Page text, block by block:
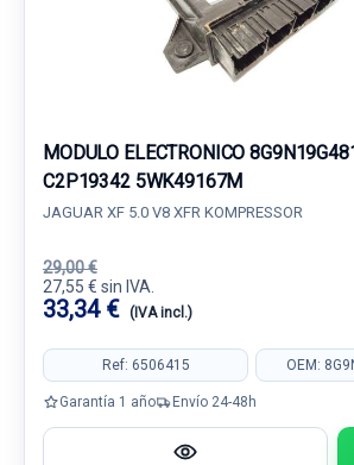
MODULO ELECTRONICO
C2P19342 5WK49167M
JAGUAR XF 5.0 V8 XFR KOMPRESSOR
29,00 €
27,55 € sin IVA.
33,34 € (IVA incl.)
Ref: 6506415 OEM:
Garantía 1 año Envío 24-48h